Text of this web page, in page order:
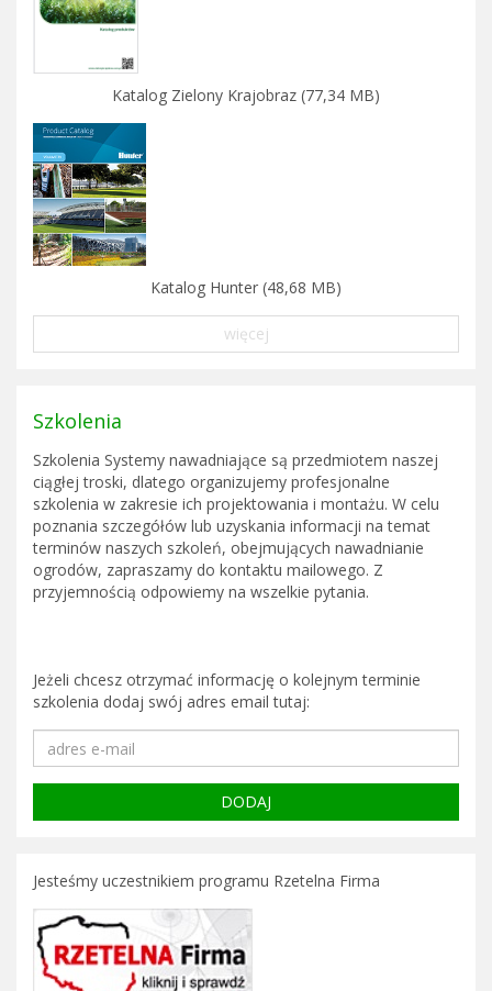
Katalog Zielony Krajobraz (77,34 MB)
Katalog Hunter (48,68 MB)
więcej
Szkolenia
Szkolenia Systemy nawadniające są przedmiotem naszej
ciągłej troski, dlatego organizujemy profesjonalne
szkolenia w zakresie ich projektowania i montażu. W celu
poznania szczegółów lub uzyskania informacji na temat
terminów naszych szkoleń, obejmujących nawadnianie
ogrodów, zapraszamy do kontaktu mailowego. Z
przyjemnością odpowiemy na wszelkie pytania.
Jeżeli chcesz otrzymać informację o kolejnym terminie
szkolenia dodaj swój adres email tutaj:
Jesteśmy uczestnikiem programu Rzetelna Firma